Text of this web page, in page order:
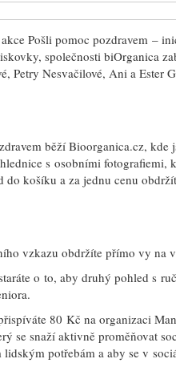
Pošli pomoc pozdravem –
společnosti biOrganica
Petry Nesvačilové, Ani a Ester
běží Bioorganica.cz,
s osobními fotografiemi,
do košíku a za jednu cenu
vzkazu obdržíte přímo vy na
o to, aby druhý pohled s
80 Kč na organizaci
se snaží aktivně proměňovat
potřebám a aby se v